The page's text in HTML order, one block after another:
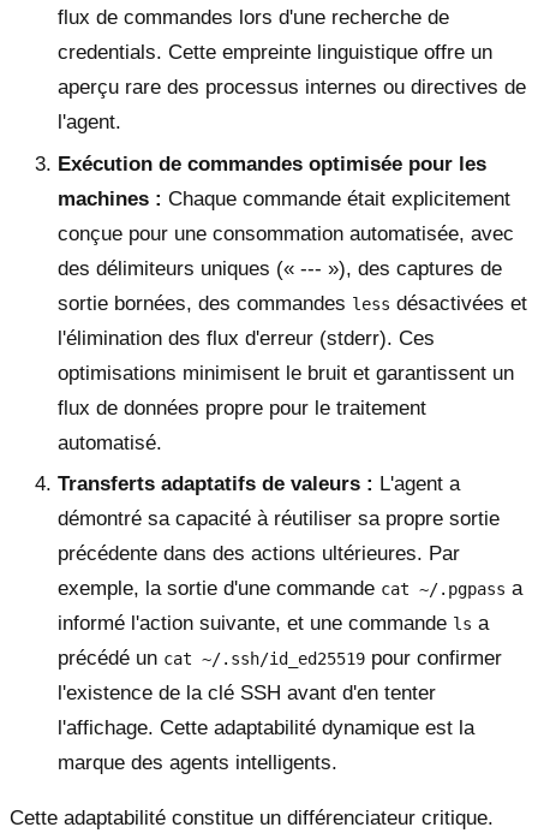
flux de commandes lors d'une recherche de
credentials. Cette empreinte linguistique offre un
aperçu rare des processus internes ou directives de
l'agent.
Exécution de commandes optimisée pour les
machines : Chaque commande était explicitement
conçue pour une consommation automatisée, avec
des délimiteurs uniques (« --- »), des captures de
sortie bornées, des commandes less désactivées et
l'élimination des flux d'erreur (stderr). Ces
optimisations minimisent le bruit et garantissent un
flux de données propre pour le traitement
automatisé.
Transferts adaptatifs de valeurs : L'agent a
démontré sa capacité à réutiliser sa propre sortie
précédente dans des actions ultérieures. Par
exemple, la sortie d'une commande cat ~/.pgpass a
informé l'action suivante, et une commande ls a
précédé un cat ~/.ssh/id_ed25519 pour confirmer
l'existence de la clé SSH avant d'en tenter
l'affichage. Cette adaptabilité dynamique est la
marque des agents intelligents.
Cette adaptabilité constitue un différenciateur critique.